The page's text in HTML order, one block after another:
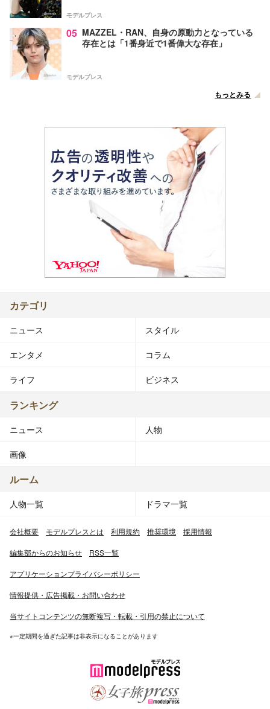
モデルプレス
05 MAZZEL・RAN、自身の原動力となっている
存在とは「1番身近で1番偉大な存在」
モデルプレス
もっとみる
カテゴリ
ニュース スタイル
エンタメ コラム
ライフ ビジネス
ランキング
ニュース 人物
画像
ルーム
人物一覧 ドラマ一覧
会社概要 モデルプレスとは 利用規約 推奨環境 採用情報
編集部からのお知らせ RSS一覧
アプリケーションプライバシーポリシー
情報提供・広告掲載・お問い合わせ
当サイトコンテンツの無断複写・転載・引用の禁止について
※一定期間を過ぎた記事は非表示になることがあります